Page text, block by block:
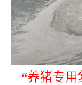
“养猪专用